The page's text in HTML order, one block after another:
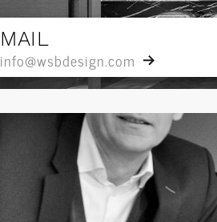
MAIL
info@wsbdesign.com